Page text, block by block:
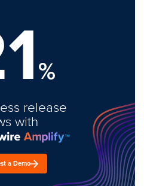
%
release
with
a Demo